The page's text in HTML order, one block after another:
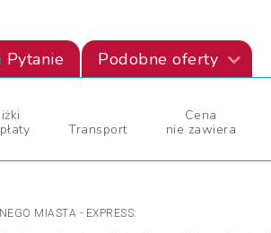
Pytanie Podobne oferty
Transport
Cena
nie zawiera
MIASTA - EXPRESS: